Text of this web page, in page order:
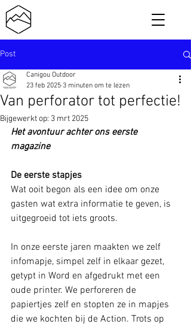
Post
Van perforator tot perfectie!
Canigou Outdoor
23 feb 2025 3 minuten om te lezen
Bijgewerkt op: 3 mrt 2025
Het avontuur achter ons eerste
magazine
De eerste stapjes
Wat ooit begon als een idee om onze
gasten wat extra informatie te geven, is
uitgegroeid tot iets groots.
In onze eerste jaren maakten we zelf
infomapje, simpel zelf in elkaar gezet,
getypt in Word en afgedrukt met een
oude printer. We perforeren de
papiertjes zelf en stopten ze in mapjes
die we kochten bij de Action. Trots op